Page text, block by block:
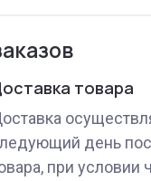
товара
день
при условии